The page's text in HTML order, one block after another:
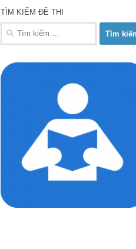
TÌM KIẾM ĐỀ THI
Tìm
kiếm